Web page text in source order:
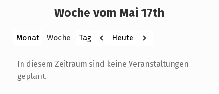
Woche vom Mai 17th
Monat Woche Tag Zurück
Heute Weiter
In diesem Zeitraum sind keine Veranstaltungen
geplant.